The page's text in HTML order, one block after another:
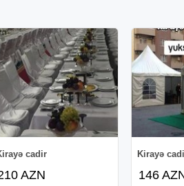
cadir
AZN
Kirayə
146